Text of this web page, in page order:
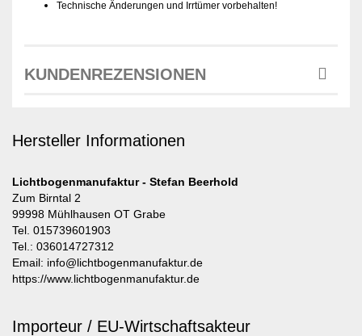
Technische Änderungen und Irrtümer vorbehalten!
KUNDENREZENSIONEN
Hersteller Informationen
Lichtbogenmanufaktur - Stefan Beerhold
Zum Birntal 2
99998 Mühlhausen OT Grabe
Tel. 015739601903
Tel.: 036014727312
Email: info@lichtbogenmanufaktur.de
https://www.lichtbogenmanufaktur.de
Importeur / EU-Wirtschaftsakteur